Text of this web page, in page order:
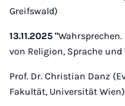
Greifswald)
13.11.2025 "
von Religion, Sprache und
Prof. Dr. Christian Danz
Fakultät, Universität Wien)